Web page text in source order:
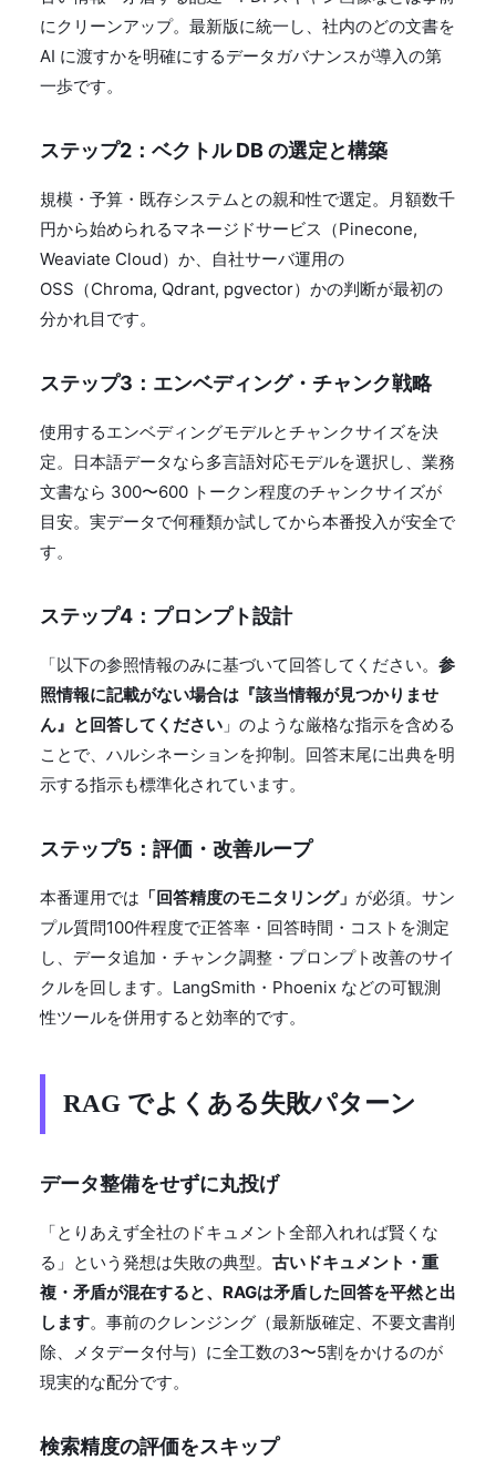
にクリーンアップ。最新版に統一し、社内のどの文書を
AI に渡すかを明確にするデータガバナンスが導入の第
一歩です。
ステップ2：ベクトル DB の選定と構築
規模・予算・既存システムとの親和性で選定。月額数千
円から始められるマネージドサービス（Pinecone,
Weaviate Cloud）か、自社サーバ運用の
OSS（Chroma, Qdrant, pgvector）かの判断が最初の
分かれ目です。
ステップ3：エンベディング・チャンク戦略
使用するエンベディングモデルとチャンクサイズを決
定。日本語データなら多言語対応モデルを選択し、業務
文書なら 300〜600 トークン程度のチャンクサイズが
目安。実データで何種類か試してから本番投入が安全で
す。
ステップ4：プロンプト設計
「以下の参照情報のみに基づいて回答してください。 参
照情報に記載がない場合は『該当情報が見つかりませ
ん』と回答してください 」のような厳格な指示を含める
ことで、ハルシネーションを抑制。回答末尾に出典を明
示する指示も標準化されています。
ステップ5：評価・改善ループ
本番運用では 「回答精度のモニタリング」 が必須。サン
プル質問100件程度で正答率・回答時間・コストを測定
し、データ追加・チャンク調整・プロンプト改善のサイ
クルを回します。LangSmith・Phoenix などの可観測
性ツールを併用すると効率的です。
RAG でよくある失敗パターン
データ整備をせずに丸投げ
「とりあえず全社のドキュメント全部入れれば賢くな
る」という発想は失敗の典型。 古いドキュメント・重
複・矛盾が混在すると、RAGは矛盾した回答を平然と出
します。事前のクレンジング（最新版確定、不要文書削
除、メタデータ付与）に全工数の3〜5割をかけるのが
現実的な配分です。
検索精度の評価をスキップ